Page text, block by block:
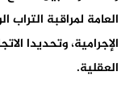
العامة لمراقبة
الإجرامية، وتحديدا
العقلية.